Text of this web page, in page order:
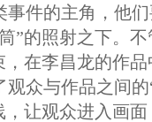
件的主角，他
”的照射之下。
，在李昌龙的作
众与作品之间的
，让观众进入画